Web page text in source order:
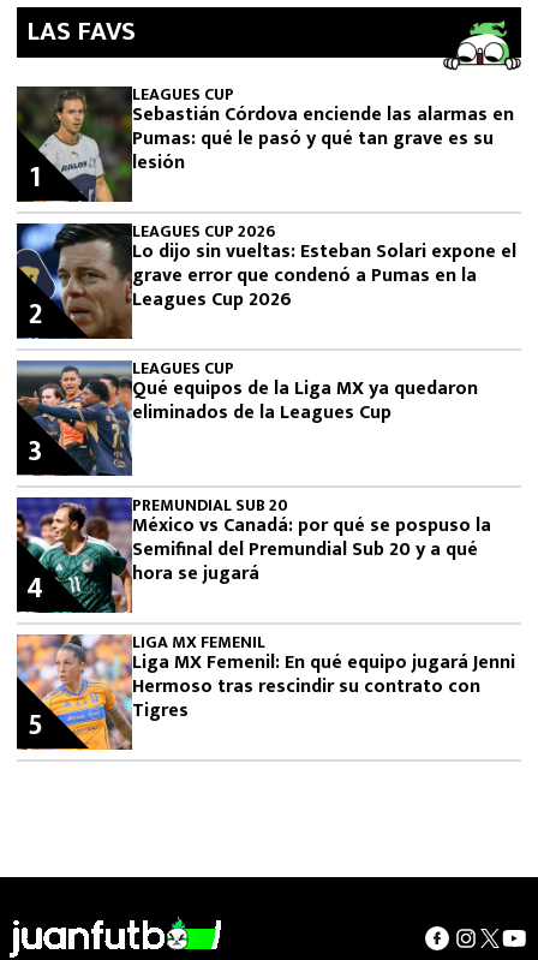
LAS FAVS
LEAGUES CUP
Sebastián Córdova enciende las alarmas en
Pumas: qué le pasó y qué tan grave es su
lesión
1
LEAGUES CUP 2026
Lo dijo sin vueltas: Esteban Solari expone el
grave error que condenó a Pumas en la
Leagues Cup 2026
2
LEAGUES CUP
Qué equipos de la Liga MX ya quedaron
eliminados de la Leagues Cup
3
PREMUNDIAL SUB 20
México vs Canadá: por qué se pospuso la
Semifinal del Premundial Sub 20 y a qué
hora se jugará
4
LIGA MX FEMENIL
Liga MX Femenil: En qué equipo jugará Jenni
Hermoso tras rescindir su contrato con
Tigres
5